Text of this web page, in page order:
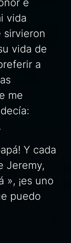
vida
sirvieron
vida de
a
me
Y cada
Jeremy,
», ¡es uno
puedo